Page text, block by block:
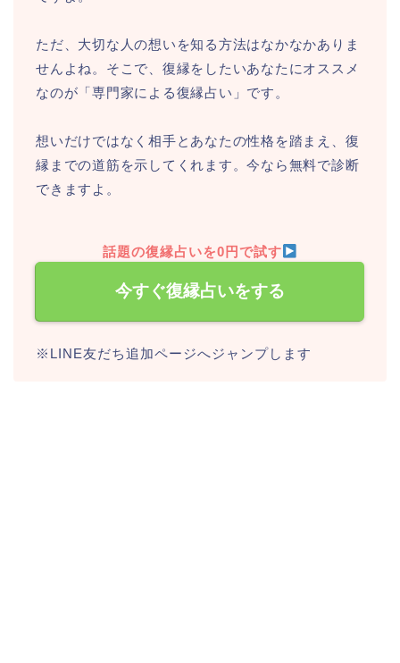
ただ、大切な人の想いを知る方法はなかなかありま
せんよね。そこで、復縁をしたいあなたにオススメ
なのが「専門家による復縁占い」です。
想いだけではなく相手とあなたの性格を踏まえ、復
縁までの道筋を示してくれます。今なら無料で診断
できますよ。
話題の復縁占いを0円で試す
今すぐ復縁占いをする
※LINE友だち追加ページへジャンプします